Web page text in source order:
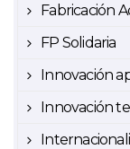
Fabricación
FP Solidaria
Innovación
Innovación